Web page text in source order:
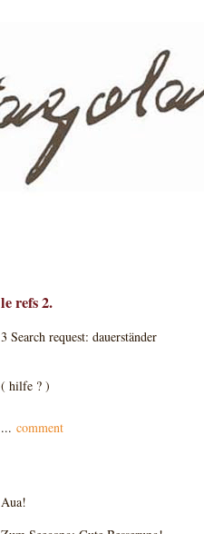
le refs 2.
3 Search request: dauerständer
( hilfe ? )
... comment
Aua!